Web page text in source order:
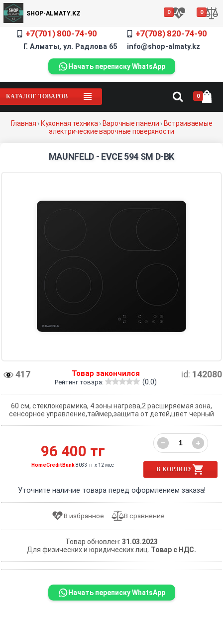
SHOP-ALMATY.KZ 0 0
+7(701) 800-74-90 +7(708) 820-74-90
Г. Алматы, ул. Радлова 65 info@shop-almaty.kz
Начать переписку WhatsApp
КАТАЛОГ ТОВАРОВ 0
Главная ›Кухонная техника ›Варочные панели ›Встраиваемые
электрические варочные поверхности
MAUNFELD - EVCE 594 SM D-BK
417 id: 142080
Товар закончился
Рейтинг товара: (0.0)
60 см, стеклокерамика, 4 зоны нагрева,2 расширяемая зона,
сенсорное управление,таймер,защита от детей,цвет черный
96 400 тг
HomeCreditBank8033 тг x 12 мес
− +
В КОРЗИНУ
Уточните наличие товара перед оформлением заказа!
Товар обновлен: 31.03.2023
Для физических и юридических лиц. Товар с НДС.
Начать переписку WhatsApp